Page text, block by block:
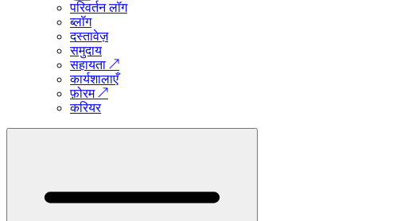
परिवर्तन लॉग
ब्लॉग
दस्तावेज़
समुदाय
सहायता ↗
कार्यशालाएँ
फ़ोरम↗
करियर